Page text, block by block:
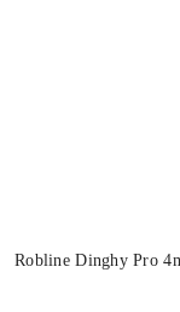
Robline Dinghy Pro